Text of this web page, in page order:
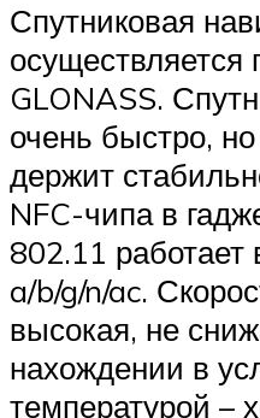
Спутниковая
осуществляется
GLONASS.
очень быстро,
держит
NFC-чипа в
802.11 работает
a/b/g/n/ac.
высокая, не
нахождении в
температурой –